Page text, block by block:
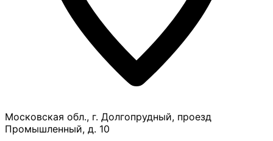
Московская обл., г. Долгопрудный, проезд
Промышленный, д. 10